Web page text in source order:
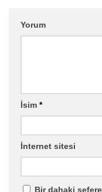
Yorum
İsim *
İnternet sitesi
Bir dahaki